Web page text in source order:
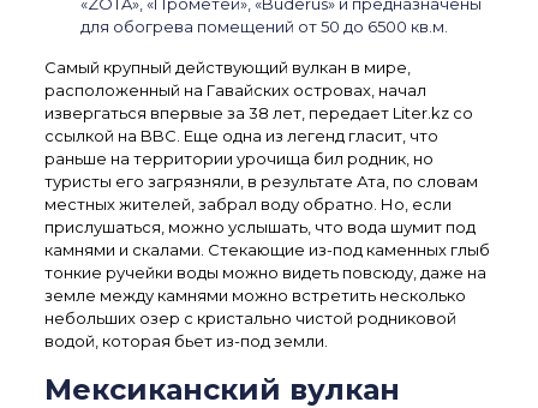
для обогрева помещений от 50 до 6500 кв.м.
Самый крупный действующий вулкан в мире,
расположенный на Гавайских островах, начал
извергаться впервые за 38 лет, передает Liter.kz со
ссылкой на BBC. Еще одна из легенд гласит, что
раньше на территории урочища бил родник, но
туристы его загрязняли, в результате Ата, по словам
местных жителей, забрал воду обратно. Но, если
прислушаться, можно услышать, что вода шумит под
камнями и скалами. Стекающие из-под каменных глыб
тонкие ручейки воды можно видеть повсюду, даже на
земле между камнями можно встретить несколько
небольших озер с кристально чистой родниковой
водой, которая бьет из-под земли.
Мексиканский вулкан